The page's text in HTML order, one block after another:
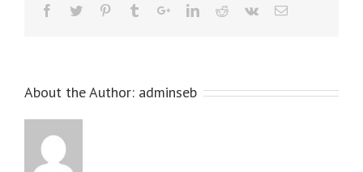
About the Author: adminseb